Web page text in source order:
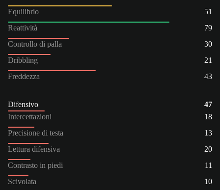
Equilibrio
51
Reattività
79
Controllo di palla
30
Dribbling
21
Freddezza
43
Difensivo
47
Intercettazioni
18
Precisione di testa
13
Lettura difensiva
20
Contrasto in piedi
11
Scivolata
10